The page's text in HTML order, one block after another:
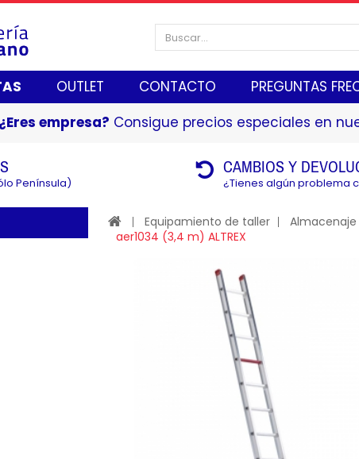
OUTLET CONTACTO PREGUNTAS
¿Eres empresa? Consigue precios especiales en
Península)
CAMBIOS Y
¿Tienes algún problema
Equipamiento de taller Almacenaje
aer1034 (3,4 m) ALTREX